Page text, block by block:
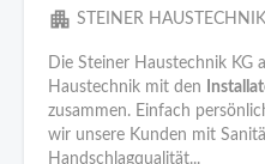
apartment STEINER
Die Steiner Haustechnik KG
Haustechnik mit den
zusammen. Einfach
wir unsere Kunden mit
Handschlagqualität...